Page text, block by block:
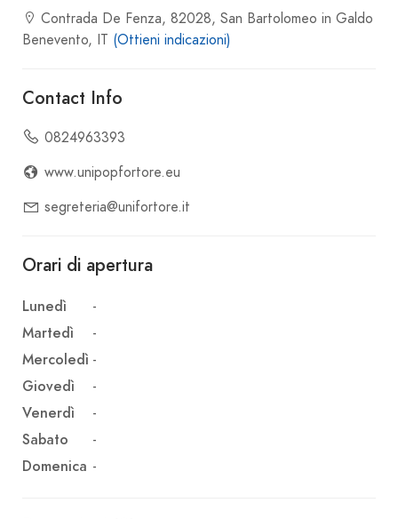
Contrada De Fenza, 82028, San Bartolomeo in Galdo
Benevento, IT (Ottieni indicazioni)
Contact Info
0824963393
www.unipopfortore.eu
segreteria@unifortore.it
Orari di apertura
Lunedì
-
Martedì
-
Mercoledì -
Giovedì
-
Venerdì
-
Sabato
-
Domenica -